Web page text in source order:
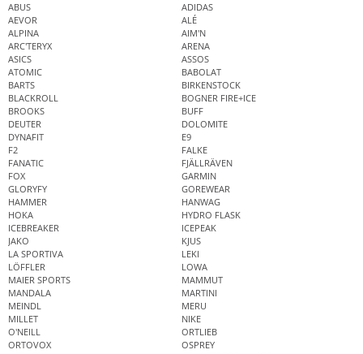
ABUS
ADIDAS
AEVOR
ALÉ
ALPINA
AIM'N
ARC'TERYX
ARENA
ASICS
ASSOS
ATOMIC
BABOLAT
BARTS
BIRKENSTOCK
BLACKROLL
BOGNER FIRE+ICE
BROOKS
BUFF
DEUTER
DOLOMITE
DYNAFIT
E9
F2
FALKE
FANATIC
FJÄLLRÄVEN
FOX
GARMIN
GLORYFY
GOREWEAR
HAMMER
HANWAG
HOKA
HYDRO FLASK
ICEBREAKER
ICEPEAK
JAKO
KJUS
LA SPORTIVA
LEKI
LÖFFLER
LOWA
MAIER SPORTS
MAMMUT
MANDALA
MARTINI
MEINDL
MERU
MILLET
NIKE
O'NEILL
ORTLIEB
ORTOVOX
OSPREY